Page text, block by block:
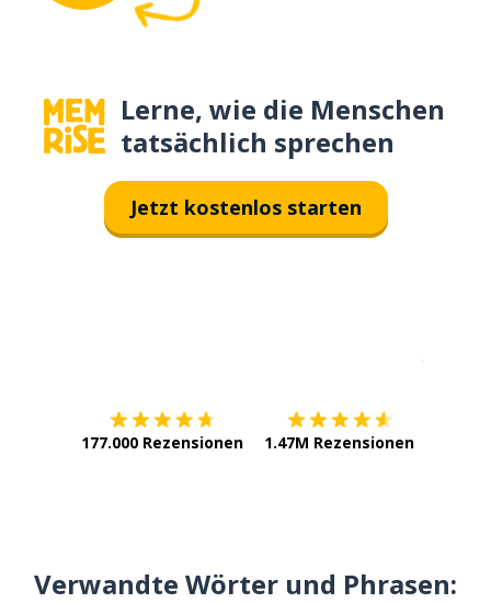
Lerne, wie die Menschen
tatsächlich sprechen
Jetzt kostenlos starten
177.000 Rezensionen 1.47M Rezensionen
Verwandte Wörter und Phrasen: